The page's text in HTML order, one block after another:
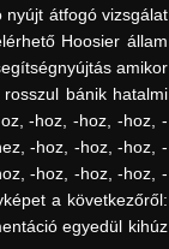
nyújt átfogó vizsgálat
Hoosier állam
amikor
bánik hatalmi
-hoz, -hoz, -hoz, -
-hoz, -hoz, -hoz, -
-hoz, -hoz, -hoz, -
a következőről:
egyedül kihúz